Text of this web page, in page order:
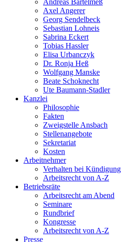
Andreas Bartelmeß
Axel Angerer
Georg Sendelbeck
Sebastian Lohneis
Sabrina Eckert
Tobias Hassler
Elisa Urbanczyk
Dr. Ronja Heß
Wolfgang Manske
Beate Schoknecht
Ute Baumann-Stadler
Kanzlei
Philosophie
Fakten
Zweigstelle Ansbach
Stellenangebote
Sekretariat
Kosten
Arbeitnehmer
Verhalten bei Kündigung
Arbeitsrecht von A-Z
Betriebsräte
Arbeitsrecht am Abend
Seminare
Rundbrief
Kongresse
Arbeitsrecht von A-Z
Presse